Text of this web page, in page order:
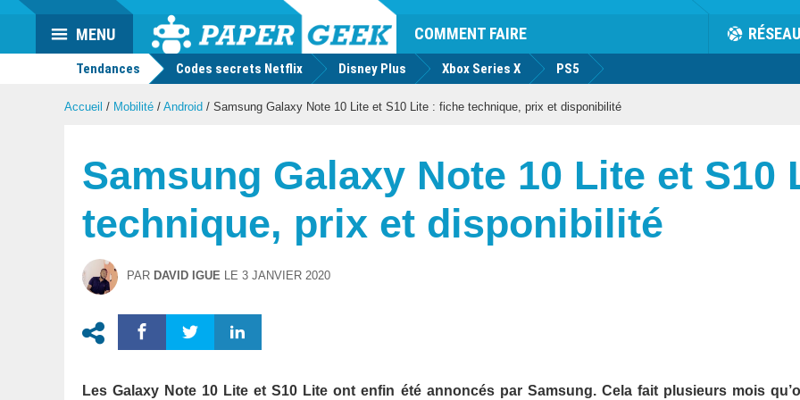
Actu
geek
COMMENT FAIRE RÉSEAU
MENU
Tendances Codes secrets Netflix Disney Plus Xbox Series X PS5
Accueil / Mobilité / Android / Samsung Galaxy Note 10 Lite et S10 Lite : fiche technique, prix et disponibilité
Samsung Galaxy Note 10 Lite et S10
technique, prix et disponibilité
PAR DAVID IGUE LE 3 JANVIER 2020
Les Galaxy Note 10 Lite et S10 Lite ont enfin été annoncés par Samsung. Cela fait plusieurs mois